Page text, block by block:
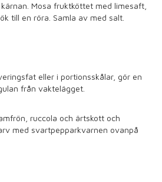
Mosa fruktköttet med limesaft,
till en röra. Samla av med salt.
eller i portionsskålar, gör en
från vaktelägget.
ruccola och ärtskott och
med svartpepparkvarnen ovanpå